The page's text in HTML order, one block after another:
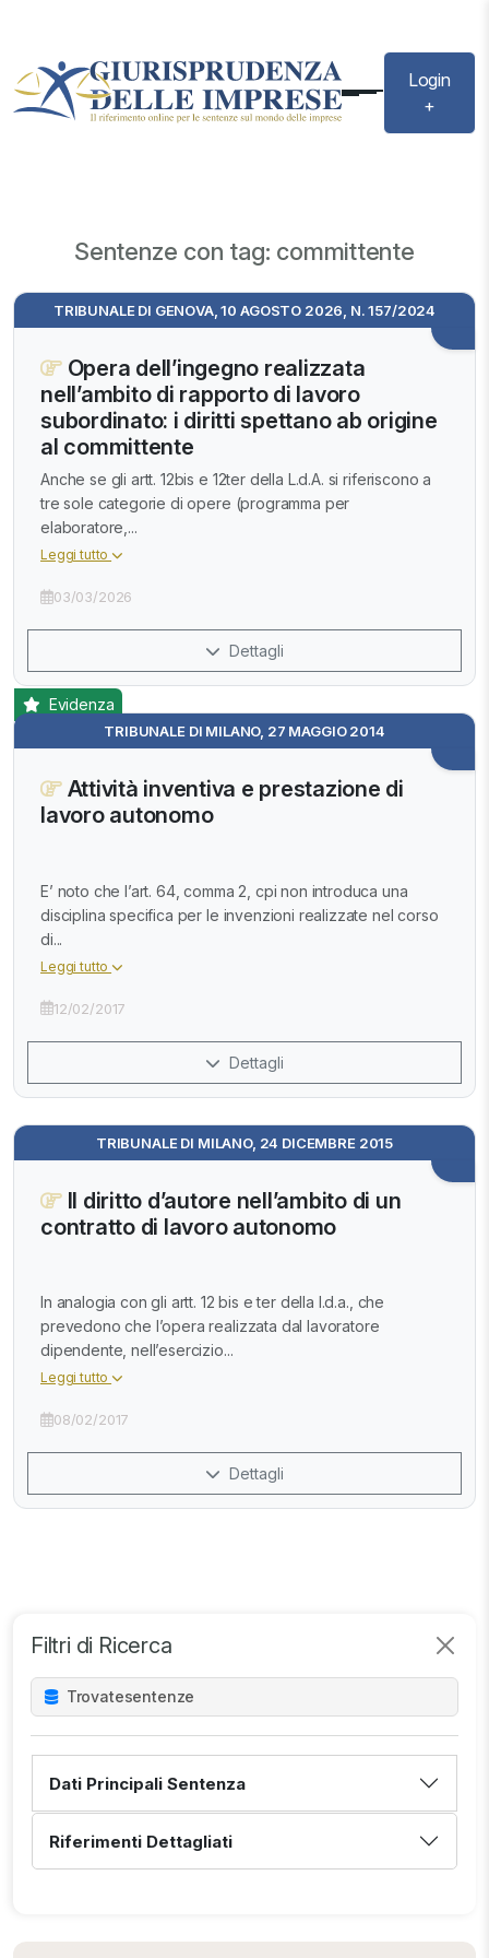
Login
+
Sentenze con tag: committente
Filtri di Ricerca
Trovatesentenze
Dati Principali Sentenza
Riferimenti Dettagliati
TRIBUNALE DI GENOVA, 10 AGOSTO 2026, N. 157/2024
Opera dell’ingegno realizzata
nell’ambito di rapporto di lavoro
subordinato: i diritti spettano ab origine
al committente
Anche se gli artt. 12bis e 12ter della L.d.A. si riferiscono a
tre sole categorie di opere (programma per
elaboratore,...
Leggi tutto
03/03/2026
Dettagli
TRIBUNALE DI MILANO, 27 MAGGIO 2014
Evidenza
Attività inventiva e prestazione di
lavoro autonomo
E’ noto che l’art. 64, comma 2, cpi non introduca una
disciplina specifica per le invenzioni realizzate nel corso
di...
Leggi tutto
12/02/2017
Dettagli
TRIBUNALE DI MILANO, 24 DICEMBRE 2015
Il diritto d’autore nell’ambito di un
contratto di lavoro autonomo
In analogia con gli artt. 12 bis e ter della l.d.a., che
prevedono che l’opera realizzata dal lavoratore
dipendente, nell’esercizio...
Leggi tutto
08/02/2017
Dettagli